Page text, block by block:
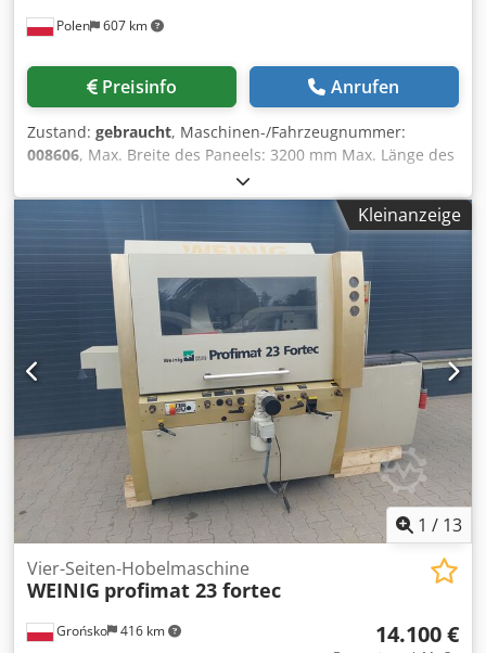
Polen 607 km
Preisinfo Anrufen
Zustand: gebraucht, Maschinen-/Fahrzeugnummer:
008606, Max. Breite des Paneels: 3200 mm Max. Länge des
Paneels: 1000 mm Anzahl Aggregate: 5 Anzahl Aggregate: 2
Positionierung über NC Steuerung: ja Chsdpfjzqz Rcjx Acfja
Seitliche horizontale Gruppen: ja
Kleinanzeige
1 / 13
Grońsko 416 km
Vier-Seiten-Hobelmaschine
WEINIG profimat 23 fortec
14.100 €